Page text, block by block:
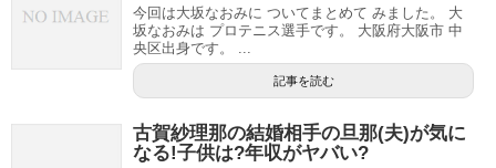
今回は大坂なおみに ついてまとめて みました。 大
坂なおみは プロテニス選手です。 大阪府大阪市 中
央区出身です。 ...
記事を読む
古賀紗理那の結婚相手の旦那(夫)が気に
なる!子供は?年収がヤバい?